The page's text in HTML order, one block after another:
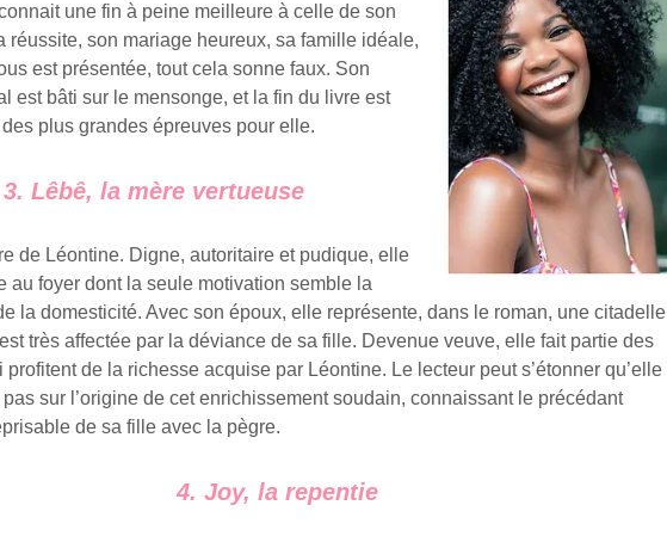
une fin à peine meilleure à celle de son
réussite, son mariage heureux, sa famille idéale,
est présentée, tout cela sonne faux. Son
est bâti sur le mensonge, et la fin du livre est
plus grandes épreuves pour elle.
3. Lêbê, la mère vertueuse
de Léontine. Digne, autoritaire et pudique, elle
au foyer dont la seule motivation semble la
la domesticité. Avec son époux, elle représente, dans le roman, une citadelle
très affectée par la déviance de sa fille. Devenue veuve, elle fait partie des
profitent de la richesse acquise par Léontine. Le lecteur peut s’étonner qu’elle
pas sur l’origine de cet enrichissement soudain, connaissant le précédant
de sa fille avec la pègre.
4. Joy, la repentie